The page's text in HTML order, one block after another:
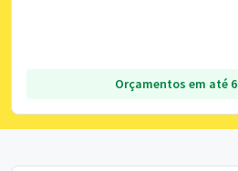
Orçamentos em até